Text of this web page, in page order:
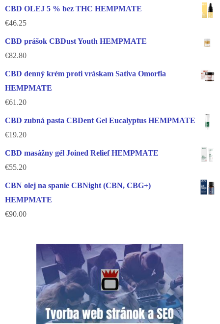
CBD OLEJ 5 % bez THC HEMPMATE
€46.25
CBD prášok CBDust Youth HEMPMATE
€82.80
CBD denný krém proti vráskam Sativa Omorfia
HEMPMATE
€61.20
CBD zubná pasta CBDent Gel Eucalyptus HEMPMATE
€19.20
CBD masážny gél Joined Relief HEMPMATE
€55.20
CBN olej na spanie CBNight (CBN, CBG+)
HEMPMATE
€90.00